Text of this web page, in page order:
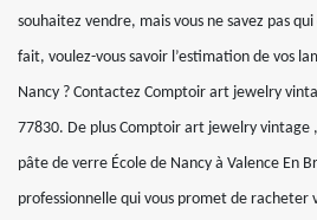
souhaitez vendre, mais vous ne savez pas
fait, voulez-vous savoir l’estimation de vos
Nancy ? Contactez Comptoir art jewelry
77830. De plus Comptoir art jewelry vintage
pâte de verre École de Nancy à Valence En
professionnelle qui vous promet de racheter